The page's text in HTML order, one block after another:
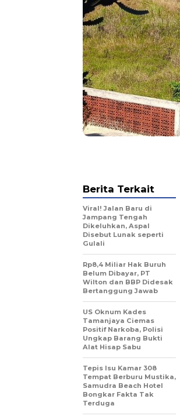
Berita Terkait
Viral! Jalan Baru di
Jampang Tengah
Dikeluhkan, Aspal
Disebut Lunak seperti
Gulali
Rp8,4 Miliar Hak Buruh
Belum Dibayar, PT
Wilton dan BBP Didesak
Bertanggung Jawab
US Oknum Kades
Tamanjaya Ciemas
Positif Narkoba, Polisi
Ungkap Barang Bukti
Alat Hisap Sabu
Tepis Isu Kamar 308
Tempat Berburu Mustika,
Samudra Beach Hotel
Bongkar Fakta Tak
Terduga